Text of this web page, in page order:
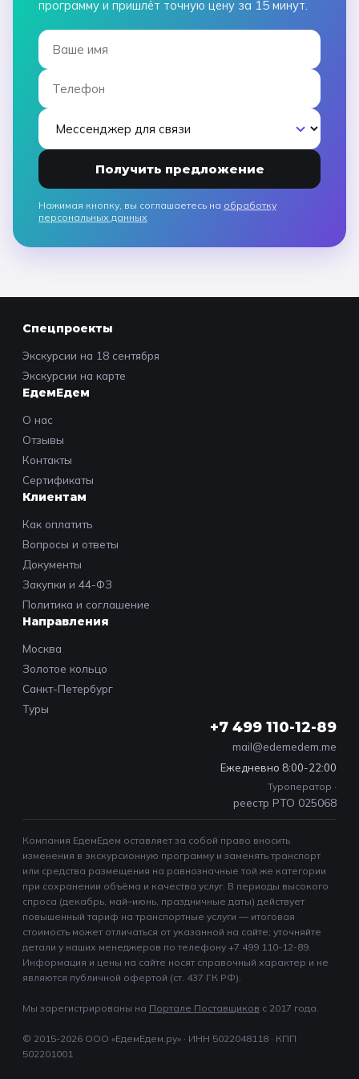
программу и пришлёт точную цену за 15 минут.
Получить предложение
Нажимая кнопку, вы соглашаетесь на обработку
персональных данных
Спецпроекты
Экскурсии на 18 сентября
Экскурсии на карте
ЕдемЕдем
О нас
Отзывы
Контакты
Сертификаты
Клиентам
Как оплатить
Вопросы и ответы
Документы
Закупки и 44-ФЗ
Политика и соглашение
Направления
Москва
Золотое кольцо
Санкт-Петербург
Туры
+7 499 110-12-89
mail@edemedem.me
Ежедневно 8:00-22:00
Туроператор ·
реестр РТО 025068
Компания ЕдемЕдем оставляет за собой право вносить
изменения в экскурсионную программу и заменять транспорт
или средства размещения на равнозначные той же категории
при сохранении объёма и качества услуг. В периоды высокого
спроса (декабрь, май–июнь, праздничные даты) действует
повышенный тариф на транспортные услуги — итоговая
стоимость может отличаться от указанной на сайте; уточняйте
детали у наших менеджеров по телефону +7 499 110-12-89.
Информация и цены на сайте носят справочный характер и не
являются публичной офертой (ст. 437 ГК РФ).
Мы зарегистрированы на Портале Поставщиков c 2017 года.
© 2015-2026 ООО «ЕдемЕдем.ру» · ИНН 5022048118 · КПП
502201001